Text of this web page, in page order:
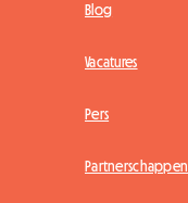
Blog
Vacatures
Pers
Partnerschappen